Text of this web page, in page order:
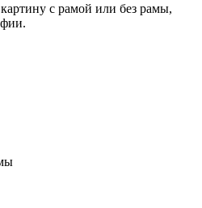
с рамой или без рамы,